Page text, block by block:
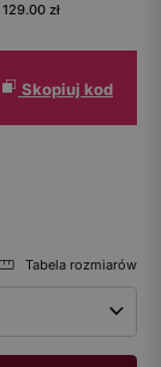
129.00 zł
Skopiuj kod
Tabela rozmiarów